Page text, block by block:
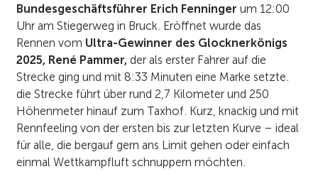
Bundesgeschäftsführer Erich Fenninger um 12:00
Uhr am Stiegerweg in Bruck. Eröffnet wurde das
Rennen vom Ultra-Gewinner des Glocknerkönigs
2025, René Pammer,der als erster Fahrer auf die
Strecke ging und mit 8:33 Minuten eine Marke setzte.
die Strecke führt über rund 2,7 Kilometer und 250
Höhenmeter hinauf zum Taxhof. Kurz, knackig und mit
Rennfeeling von der ersten bis zur letzten Kurve – ideal
für alle, die bergauf gern ans Limit gehen oder einfach
einmal Wettkampfluft schnuppern möchten.